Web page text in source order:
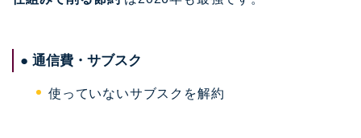
● 通信費・サブスク
使っていないサブスクを解約